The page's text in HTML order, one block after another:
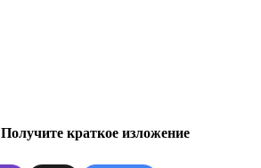
Получите краткое изложение